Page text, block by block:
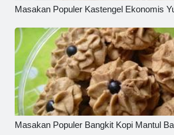
Masakan Populer Kastengel Ekonomis
Masakan Populer Bangkit Kopi Mantul